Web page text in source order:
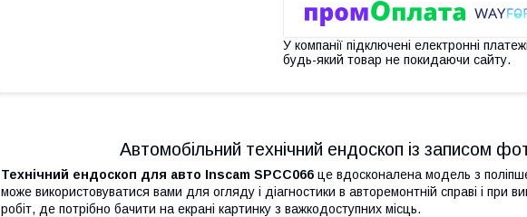
У компанії підключені електронні
будь-який товар не покидаючи сайту.
Автомобільний технічний ендоскоп із записом
Технічний ендоскоп для авто Inscam SPCC066 це вдосконалена модель з
може використовуватися вами для огляду і діагностики в авторемонтній справі і при
робіт, де потрібно бачити на екрані картинку з важкодоступних місць.